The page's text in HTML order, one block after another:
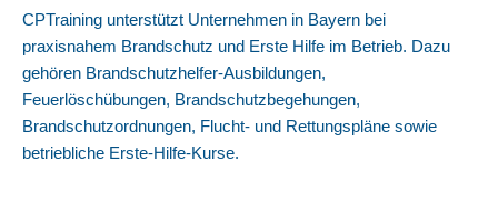
CPTraining unterstützt Unternehmen in Bayern bei
praxisnahem Brandschutz und Erste Hilfe im Betrieb. Dazu
gehören Brandschutzhelfer-Ausbildungen,
Feuerlöschübungen, Brandschutzbegehungen,
Brandschutzordnungen, Flucht- und Rettungspläne sowie
betriebliche Erste-Hilfe-Kurse.